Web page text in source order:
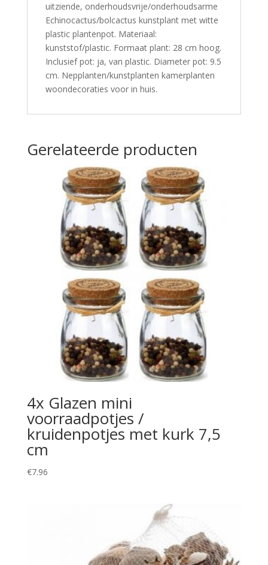
uitziende, onderhoudsvrije/onderhoudsarme
Echinocactus/bolcactus kunstplant met witte
plastic plantenpot. Materiaal:
kunststof/plastic. Formaat plant: 28 cm hoog.
Inclusief pot: ja, van plastic. Diameter pot: 9.5
cm. Nepplanten/kunstplanten kamerplanten
woondecoraties voor in huis.
Gerelateerde producten
4x Glazen mini
voorraadpotjes /
kruidenpotjes met kurk 7,5
cm
€7.96